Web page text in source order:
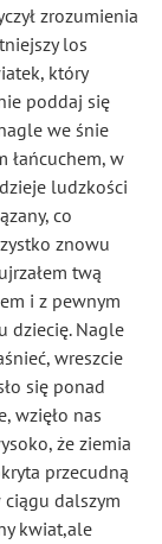
zrozumienia
los
który
poddaj się
we śnie
łańcuchem, w
ludzkości
co
znowu
twą
i z pewnym
dziecię. Nagle
wreszcie
się ponad
wzięło nas
że ziemia
przecudną
ciągu dalszym
kwiat,ale